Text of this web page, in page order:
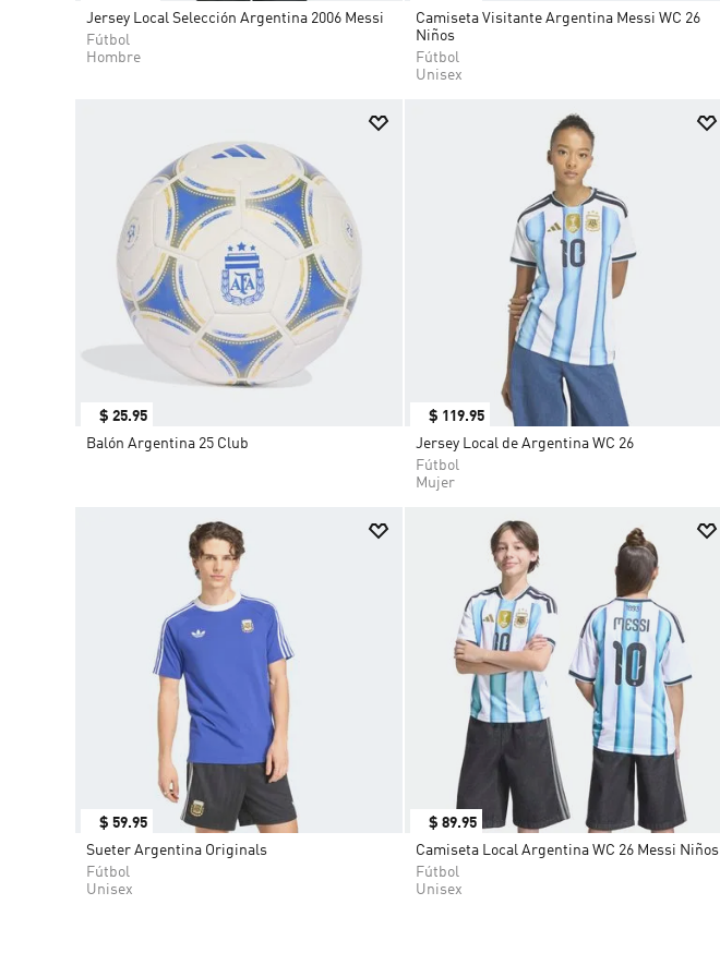
Jersey Local Selección Argentina 2006 Messi
Fútbol
Hombre
Camiseta Visitante Argentina Messi WC 26
Niños
Fútbol
Unisex
$ 25.95
Balón Argentina 25 Club
$ 119.95
Jersey Local de Argentina WC 26
Fútbol
Mujer
$ 59.95
Sueter Argentina Originals
Fútbol
Unisex
$ 89.95
Camiseta Local Argentina WC 26 Messi Niños
Fútbol
Unisex